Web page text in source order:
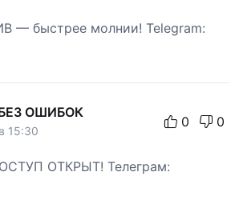
— быстрее молнии! Telegram:
ОШИБОК
15:30
0 0
ОТКРЫТ! Телеграм: